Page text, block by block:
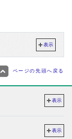
表示
ページの先頭へ戻る
表示
表示